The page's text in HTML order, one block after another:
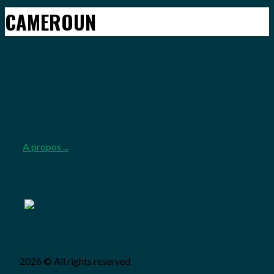
CAMEROUN
A propos ...
2026 © All rights reserved